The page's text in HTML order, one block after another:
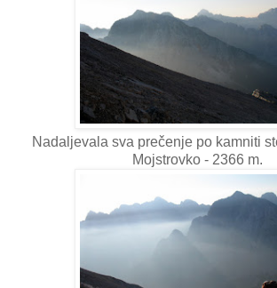
Nadaljevala sva prečenje po kamniti
Mojstrovko - 2366 m.